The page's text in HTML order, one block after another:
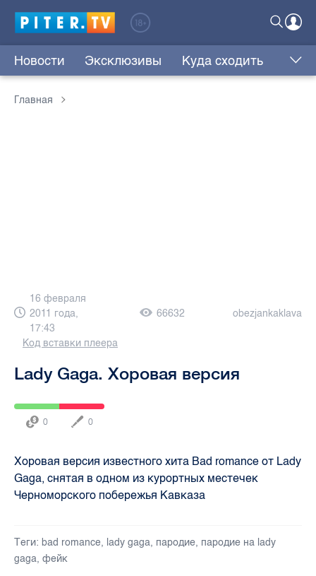
Новости Эксклюзивы Куда сходить
Главная
16 февраля
2011 года,
17:43
66632 obezjankaklava
Код вставки плеера
Lady Gaga. Хоровая версия
0 0
Хоровая версия известного хита Bad romance от Lady
Gaga, снятая в одном из курортных местечек
Черноморского побережья Кавказа
Теги: bad romance, lady gaga, пародие, пародие на lady
gaga, фейк